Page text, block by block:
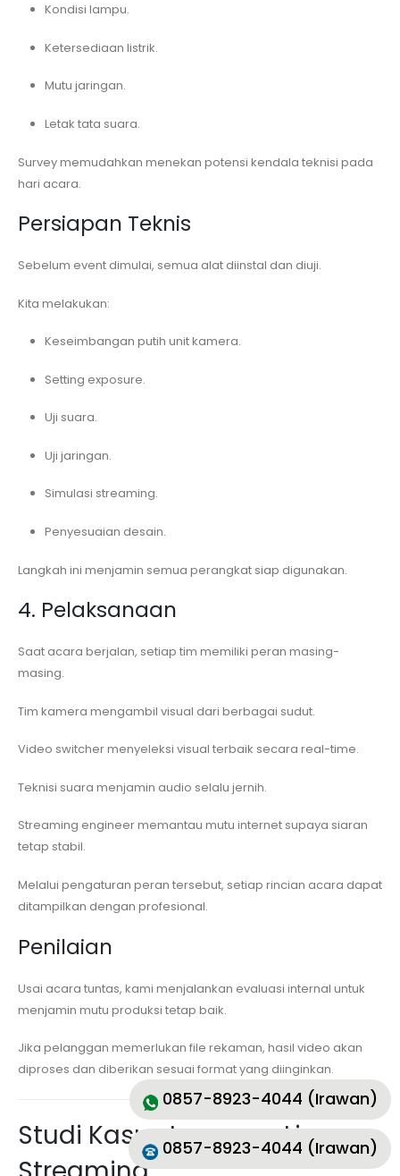
Kondisi lampu.
Ketersediaan listrik.
Mutu jaringan.
Letak tata suara.
Survey memudahkan menekan potensi kendala teknisi pada
hari acara.
Persiapan Teknis
Sebelum event dimulai, semua alat diinstal dan diuji.
Kita melakukan:
Keseimbangan putih unit kamera.
Setting exposure.
Uji suara.
Uji jaringan.
Simulasi streaming.
Penyesuaian desain.
Langkah ini menjamin semua perangkat siap digunakan.
4. Pelaksanaan
Saat acara berjalan, setiap tim memiliki peran masing-
masing.
Tim kamera mengambil visual dari berbagai sudut.
Video switcher menyeleksi visual terbaik secara real-time.
Teknisi suara menjamin audio selalu jernih.
Streaming engineer memantau mutu internet supaya siaran
tetap stabil.
Melalui pengaturan peran tersebut, setiap rincian acara dapat
ditampilkan dengan profesional.
Penilaian
Usai acara tuntas, kami menjalankan evaluasi internal untuk
menjamin mutu produksi tetap baik.
Jika pelanggan memerlukan file rekaman, hasil video akan
diproses dan diberikan sesuai format yang diinginkan.
Studi Kasus Layanan Live
0857-8923-4044 (Irawan)
0857-8923-4044 (Irawan)